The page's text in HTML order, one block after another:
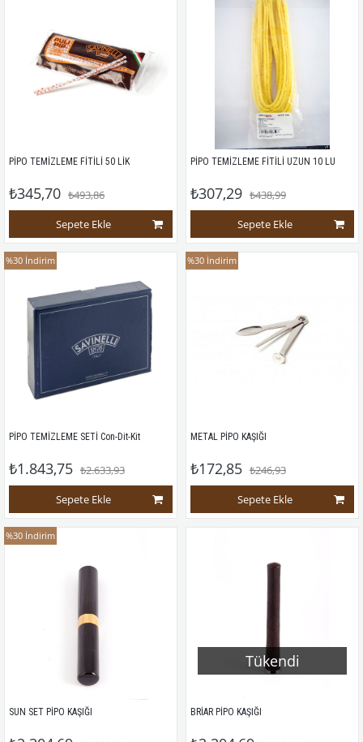
PİPO TEMİZLEME FİTİLİ 50 LİK
₺345,70 ₺493,86
Sepete Ekle
PİPO TEMİZLEME FİTİLİ UZUN 10 LU
₺307,29 ₺438,99
Sepete Ekle
PİPO TEMİZLEME SETİ Con-Dit-Kit
₺1.843,75 ₺2.633,93
Sepete Ekle
%30 İndirim
METAL PİPO KAŞIĞI
₺172,85 ₺246,93
Sepete Ekle
%30 İndirim
SUN SET PİPO KAŞIĞI
%30 İndirim
Tükendi
BRİAR PİPO KAŞIĞI